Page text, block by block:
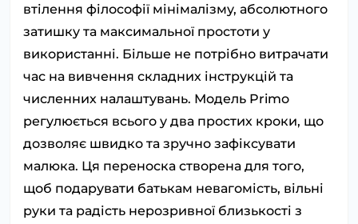
втілення філософії мінімалізму, абсолютного
затишку та максимальної простоти у
використанні. Більше не потрібно витрачати
час на вивчення складних інструкцій та
численних налаштувань. Модель Primo
регулюється всього у два простих кроки, що
дозволяє швидко та зручно зафіксувати
малюка. Ця переноска створена для того,
щоб подарувати батькам невагомість, вільні
руки та радість нерозривної близькості з